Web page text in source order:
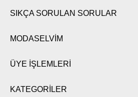
SIKÇA SORULAN SORULAR
MODASELVİM
ÜYE İŞLEMLERİ
KATEGORİLER